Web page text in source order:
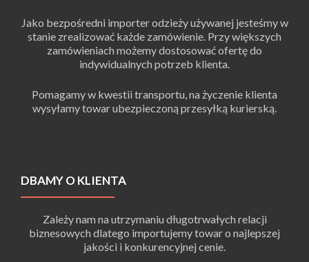
Jako bezpośredni importer odzieży używanej jesteśmy w
stanie zrealizować każde zamówienie. Przy większych
zamówieniach możemy dostosować ofertę do
indywidualnych potrzeb klienta.
Pomagamy w kwestii transportu, na życzenie klienta
wysyłamy towar ubezpieczoną przesyłką kurierską.
DBAMY O KLIENTA
Zależy nam na utrzymaniu długotrwałych relacji
biznesowych dlatego importujemy towar o najlepszej
jakości i konkurencyjnej cenie.